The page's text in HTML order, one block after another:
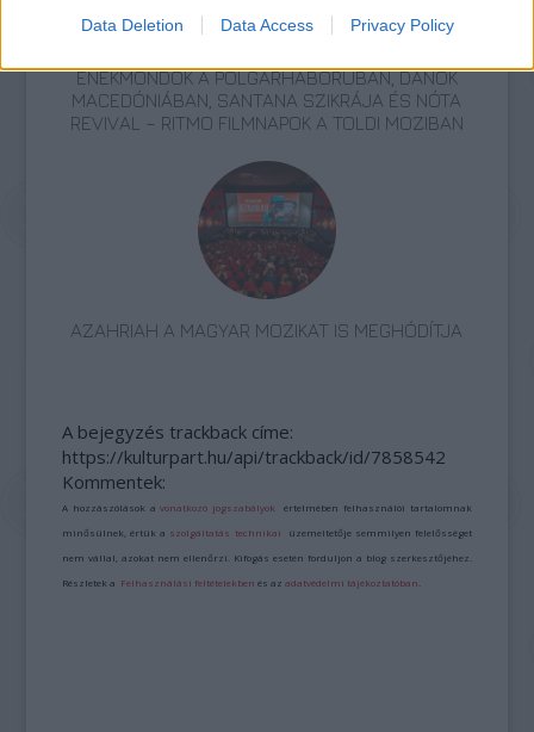
Data Deletion Data Access Privacy Policy
ÉNEKMONDÓK A POLGÁRHÁBORÚBAN, DÁNOK
MACEDÓNIÁBAN, SANTANA SZIKRÁJA ÉS NÓTA
REVIVAL – RITMO FILMNAPOK A TOLDI MOZIBAN
AZAHRIAH A MAGYAR MOZIKAT IS MEGHÓDÍTJA
A bejegyzés trackback címe:
https://kulturpart.hu/api/trackback/id/7858542
Kommentek:
A hozzászólások avonatkozó jogszabályok értelmében felhasználói tartalomnak
minősülnek, értük a szolgáltatás technikai üzemeltetője semmilyen felelősséget
nem vállal, azokat nem ellenőrzi. Kifogás esetén forduljon a blog szerkesztőjéhez.
Részletek a Felhasználási feltételekben és azadatvédelmi tájékoztatóban